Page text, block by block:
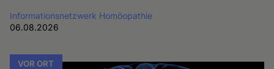
Informationsnetzwerk Homöopathie
06.08.2026
VOR ORT